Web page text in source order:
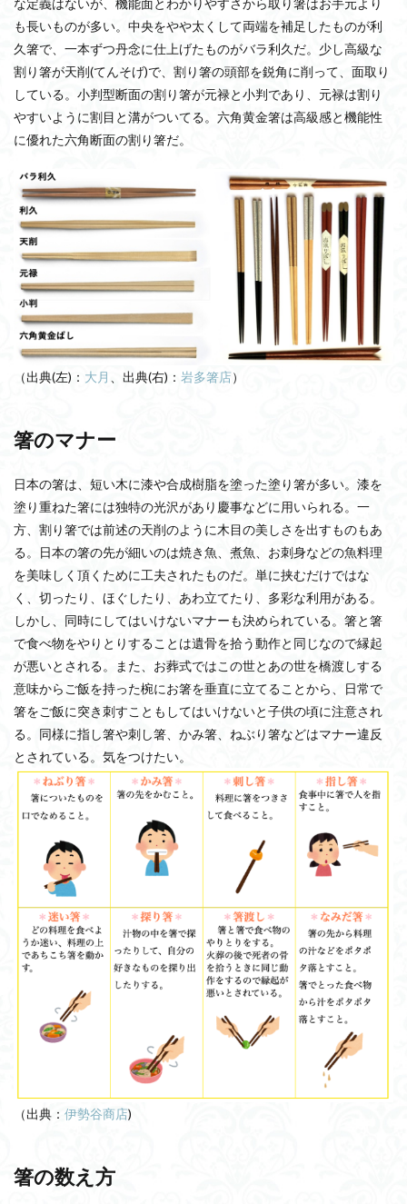
な定義はないが、機能面とわかりやすさから取り箸はお手元より
も長いものが多い。中央をやや太くして両端を補足したものが利
久箸で、一本ずつ丹念に仕上げたものがバラ利久だ。少し高級な
割り箸が天削(てんそげ)で、割り箸の頭部を鋭角に削って、面取り
している。小判型断面の割り箸が元禄と小判であり、元禄は割り
やすいように割目と溝がついてる。六角黄金箸は高級感と機能性
に優れた六角断面の割り箸だ。
（出典(左)： 大月 、出典(右)： 岩多箸店）
箸のマナー
日本の箸は、短い木に漆や合成樹脂を塗った塗り箸が多い。漆を
塗り重ねた箸には独特の光沢があり慶事などに用いられる。一
方、割り箸では前述の天削のように木目の美しさを出すものもあ
る。日本の箸の先が細いのは焼き魚、煮魚、お刺身などの魚料理
を美味しく頂くために工夫されたものだ。単に挟むだけではな
く、切ったり、ほぐしたり、あわ立てたり、多彩な利用がある。
しかし、同時にしてはいけないマナーも決められている。箸と箸
で食べ物をやりとりすることは遺骨を拾う動作と同じなので縁起
が悪いとされる。また、お葬式ではこの世とあの世を橋渡しする
意味からご飯を持った椀にお箸を垂直に立てることから、日常で
箸をご飯に突き刺すこともしてはいけないと子供の頃に注意され
る。同様に指し箸や刺し箸、かみ箸、ねぶり箸などはマナー違反
とされている。気をつけたい。
（出典： 伊勢谷商店)
箸の数え方